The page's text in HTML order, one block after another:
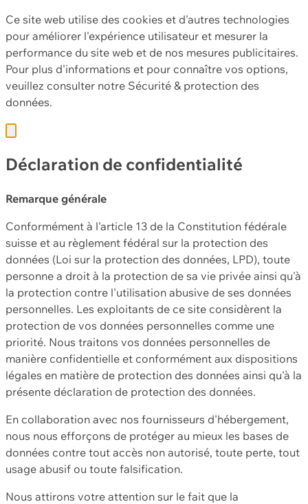
Ce site web utilise des cookies et d'autres technologies
pour améliorer l'expérience utilisateur et mesurer la
performance du site web et de nos mesures publicitaires.
Pour plus d'informations et pour connaître vos options,
veuillez consulter notre Sécurité & protection des
données.
Déclaration de confidentialité
Remarque générale
Conformément à l'article 13 de la Constitution fédérale
suisse et au règlement fédéral sur la protection des
données (Loi sur la protection des données, LPD), toute
personne a droit à la protection de sa vie privée ainsi qu'à
la protection contre l'utilisation abusive de ses données
personnelles. Les exploitants de ce site considèrent la
protection de vos données personnelles comme une
priorité. Nous traitons vos données personnelles de
manière confidentielle et conformément aux dispositions
légales en matière de protection des données ainsi qu'à la
présente déclaration de protection des données.
En collaboration avec nos fournisseurs d'hébergement,
nous nous efforçons de protéger au mieux les bases de
données contre tout accès non autorisé, toute perte, tout
usage abusif ou toute falsification.
Nous attirons votre attention sur le fait que la